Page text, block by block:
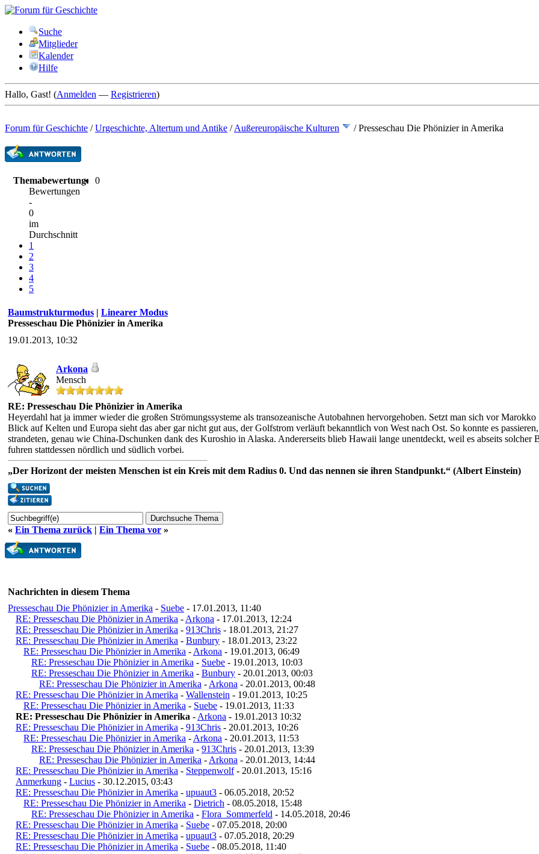
Suche
Mitglieder
Kalender
Hilfe
Hallo, Gast! (Anmelden — Registrieren)
Forum für Geschichte /Urgeschichte, Altertum und Antike /Außereuropäische Kulturen /Presseschau Die Phönizier in Amerika
Themabewertung:
0
Bewertungen
-
0
im
Durchschnitt
1
2
3
4
5
Baumstrukturmodus | Linearer Modus
Presseschau Die Phönizier in Amerika
19.01.2013, 10:32
Arkona
Mensch
RE: Presseschau Die Phönizier in Amerika
Heyerdahl hat ja immer wieder die großen Strömungssysteme als transozeanische Autobahnen hervorgehoben. Setzt man sich vor
Blick auf Kelten und Europa sieht das aber gar nicht gut aus, der Golfstrom verläuft bekanntlich von West nach Ost. So konnte es
strandeten, genau wie China-Dschunken dank des Kuroshio in Alaska. Andererseits blieb Hawaii lange unentdeckt, weil es abseits
fuhren stattdessen nördlich und südlich vorbei.
„Der Horizont der meisten Menschen ist ein Kreis mit dem Radius 0. Und das nennen sie ihren Standpunkt.“ (Albert Einstein)
« Ein Thema zurück | Ein Thema vor »
Nachrichten in diesem Thema
Presseschau Die Phönizier in Amerika - Suebe - 17.01.2013, 11:40
RE: Presseschau Die Phönizier in Amerika - Arkona - 17.01.2013, 12:24
RE: Presseschau Die Phönizier in Amerika - 913Chris - 18.01.2013, 21:27
RE: Presseschau Die Phönizier in Amerika - Bunbury - 18.01.2013, 23:22
RE: Presseschau Die Phönizier in Amerika - Arkona - 19.01.2013, 06:49
RE: Presseschau Die Phönizier in Amerika - Suebe - 19.01.2013, 10:03
RE: Presseschau Die Phönizier in Amerika - Bunbury - 20.01.2013, 00:03
RE: Presseschau Die Phönizier in Amerika - Arkona - 20.01.2013, 00:48
RE: Presseschau Die Phönizier in Amerika - Wallenstein - 19.01.2013, 10:25
RE: Presseschau Die Phönizier in Amerika - Suebe - 19.01.2013, 11:33
RE: Presseschau Die Phönizier in Amerika - Arkona - 19.01.2013 10:32
RE: Presseschau Die Phönizier in Amerika - 913Chris - 20.01.2013, 10:26
RE: Presseschau Die Phönizier in Amerika - Arkona - 20.01.2013, 11:53
RE: Presseschau Die Phönizier in Amerika - 913Chris - 20.01.2013, 13:39
RE: Presseschau Die Phönizier in Amerika - Arkona - 20.01.2013, 14:44
RE: Presseschau Die Phönizier in Amerika - Steppenwolf- 20.01.2013, 15:16
Anmerkung - Lucius - 30.12.2015, 03:43
RE: Presseschau Die Phönizier in Amerika - upuaut3 - 06.05.2018, 20:52
RE: Presseschau Die Phönizier in Amerika - Dietrich - 08.05.2018, 15:48
RE: Presseschau Die Phönizier in Amerika - Flora_Sommerfeld - 14.05.2018, 20:46
RE: Presseschau Die Phönizier in Amerika - Suebe - 07.05.2018, 20:00
RE: Presseschau Die Phönizier in Amerika - upuaut3 - 07.05.2018, 20:29
RE: Presseschau Die Phönizier in Amerika - Suebe - 08.05.2018, 11:40